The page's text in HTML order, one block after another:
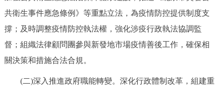
12345網上接訴即辦 我要諮詢 我要建議
參與調查 線上訪談 圖説互動
共衛生事件應急條例》等重點立法，為疫情防控提供制度支
撐；及時調整疫情防控執法權，強化涉疫行政執法協調監
督；組織法律顧問團參與新發地市場疫情善後工作，確保相
關決策和措施合法合規。
(二)深入推進政府職能轉變。深化行政體制改革，組建重